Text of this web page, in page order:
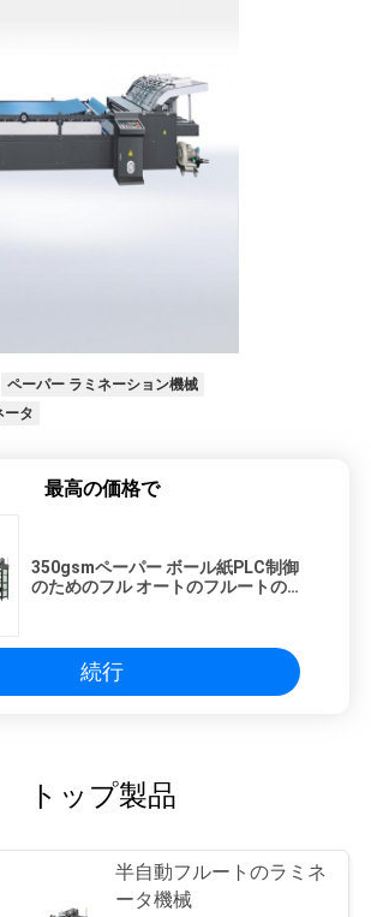
ペーパー ラミネーション機械
ータ
最高の価格で
350gsmペーパー ボール紙PLC制御
のためのフル オートのフルートの薄
続行
トップ製品
半自動フルートのラミネ
ータ機械